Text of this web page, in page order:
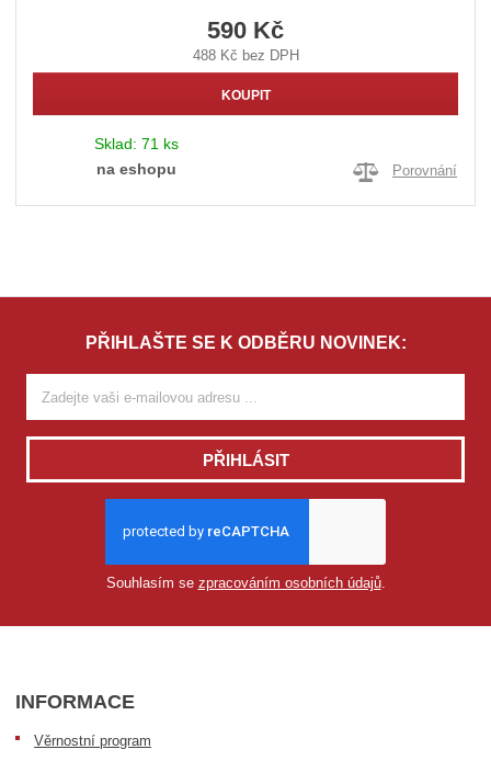
590 Kč
488 Kč bez DPH
KOUPIT
Sklad: 71 ks
na eshopu
Porovnání
PŘIHLAŠTE SE K ODBĚRU NOVINEK:
PŘIHLÁSIT
Souhlasím se zpracováním osobních údajů.
INFORMACE
Věrnostní program